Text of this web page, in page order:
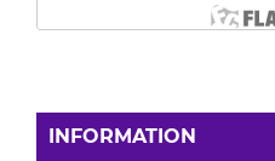
INFORMATION